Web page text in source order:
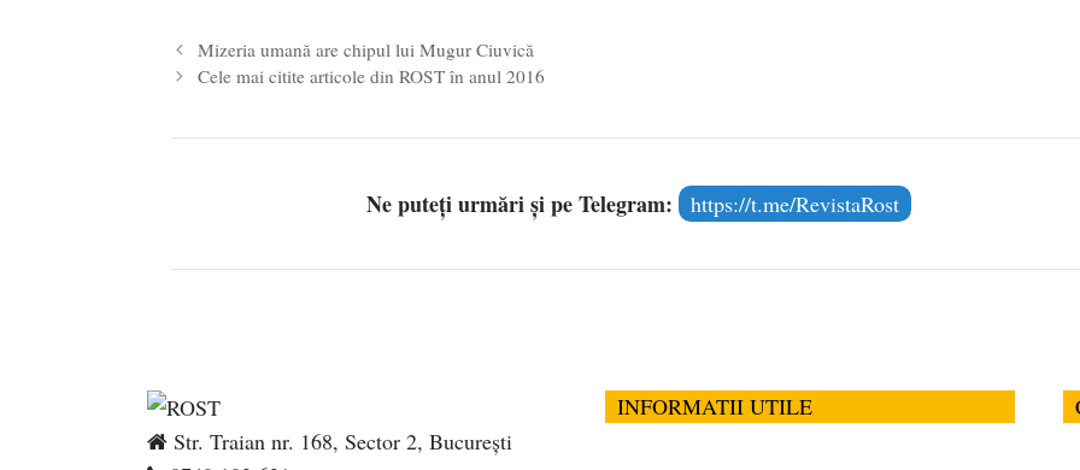
Mizeria umană are chipul lui Mugur Ciuvică
Cele mai citite articole din ROST în anul 2016
Ne puteți urmări și pe Telegram: https://t.me/RevistaRost
Str. Traian nr. 168, Sector 2, București
INFORMATII UTILE